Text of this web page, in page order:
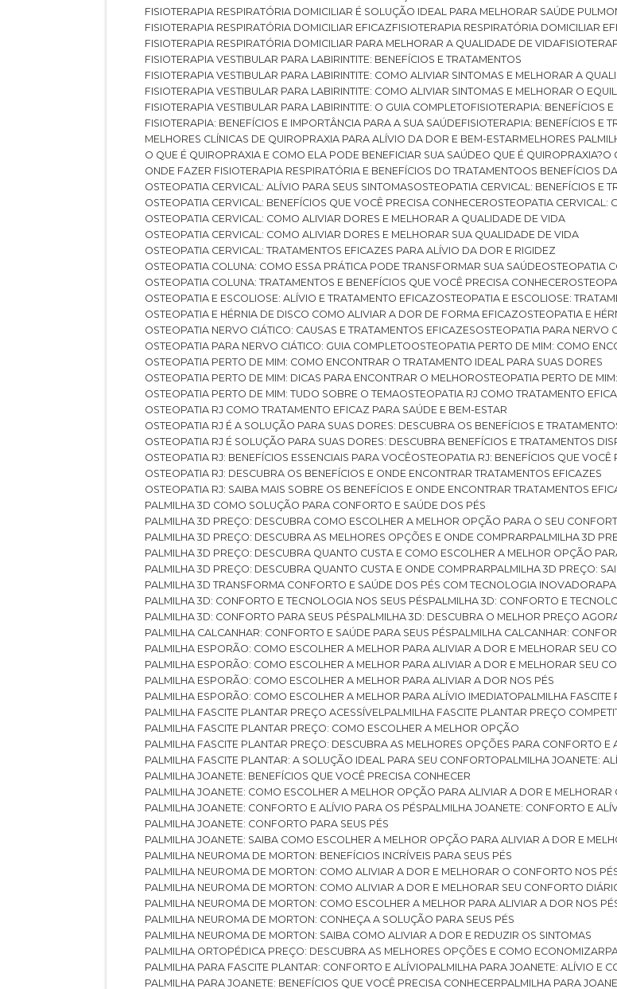
FISIOTERAPIA RESPIRATÓRIA DOMICILIAR É SOLUÇÃO IDEAL PARA MELHORAR SAÚDE
FISIOTERAPIA RESPIRATÓRIA DOMICILIAR EFICAZ FISIOTERAPIA RESPIRATÓRIA DOMICILIAR
FISIOTERAPIA RESPIRATÓRIA DOMICILIAR PARA MELHORAR A QUALIDADE DE VIDA
FISIOTERAPIA VESTIBULAR PARA LABIRINTITE: BENEFÍCIOS E TRATAMENTOS
FISIOTERAPIA VESTIBULAR PARA LABIRINTITE: COMO ALIVIAR SINTOMAS E MELHORAR A
FISIOTERAPIA VESTIBULAR PARA LABIRINTITE: COMO ALIVIAR SINTOMAS E MELHORAR O
FISIOTERAPIA VESTIBULAR PARA LABIRINTITE: O GUIA COMPLETO
FISIOTERAPIA: BENEFÍCIOS
FISIOTERAPIA: BENEFÍCIOS E IMPORTÂNCIA PARA A SUA SAÚDE FISIOTERAPIA: BENEFÍCIOS E
MELHORES CLÍNICAS DE QUIROPRAXIA PARA ALÍVIO DA DOR E BEM-ESTAR
MELHORES
O QUE É QUIROPRAXIA E COMO ELA PODE BENEFICIAR SUA SAÚDE
O QUE É QUIROPRAXIA?
ONDE FAZER FISIOTERAPIA RESPIRATÓRIA E BENEFÍCIOS DO TRATAMENTO
OS BENEFÍCIOS
OSTEOPATIA CERVICAL: ALÍVIO PARA SEUS SINTOMAS
OSTEOPATIA CERVICAL: BENEFÍCIOS E
OSTEOPATIA CERVICAL: BENEFÍCIOS QUE VOCÊ PRECISA CONHECER
OSTEOPATIA
OSTEOPATIA CERVICAL: COMO ALIVIAR DORES E MELHORAR A QUALIDADE DE VIDA
OSTEOPATIA CERVICAL: COMO ALIVIAR DORES E MELHORAR SUA QUALIDADE DE VIDA
OSTEOPATIA CERVICAL: TRATAMENTOS EFICAZES PARA ALÍVIO DA DOR E RIGIDEZ
OSTEOPATIA COLUNA: COMO ESSA PRÁTICA PODE TRANSFORMAR SUA SAÚDE
OSTEOPATIA COLUNA: TRATAMENTOS E BENEFÍCIOS QUE VOCÊ PRECISA CONHECER
OSTEOPATIA E ESCOLIOSE: ALÍVIO E TRATAMENTO EFICAZ
OSTEOPATIA E ESCOLIOSE:
OSTEOPATIA E HÉRNIA DE DISCO COMO ALIVIAR A DOR DE FORMA EFICAZ
OSTEOPATIA E
OSTEOPATIA NERVO CIÁTICO: CAUSAS E TRATAMENTOS EFICAZES
OSTEOPATIA PARA
OSTEOPATIA PARA NERVO CIÁTICO: GUIA COMPLETO
OSTEOPATIA PERTO DE MIM: COMO
OSTEOPATIA PERTO DE MIM: COMO ENCONTRAR O TRATAMENTO IDEAL PARA SUAS DORES
OSTEOPATIA PERTO DE MIM: DICAS PARA ENCONTRAR O MELHOR
OSTEOPATIA PERTO DE
OSTEOPATIA PERTO DE MIM: TUDO SOBRE O TEMA
OSTEOPATIA RJ COMO TRATAMENTO
OSTEOPATIA RJ COMO TRATAMENTO EFICAZ PARA SAÚDE E BEM-ESTAR
OSTEOPATIA RJ É A SOLUÇÃO PARA SUAS DORES: DESCUBRA OS BENEFÍCIOS E
OSTEOPATIA RJ É SOLUÇÃO PARA SUAS DORES: DESCUBRA BENEFÍCIOS E TRATAMENTOS
OSTEOPATIA RJ: BENEFÍCIOS ESSENCIAIS PARA VOCÊ
OSTEOPATIA RJ: BENEFÍCIOS QUE
OSTEOPATIA RJ: DESCUBRA OS BENEFÍCIOS E ONDE ENCONTRAR TRATAMENTOS EFICAZES
OSTEOPATIA RJ: SAIBA MAIS SOBRE OS BENEFÍCIOS E ONDE ENCONTRAR TRATAMENTOS
PALMILHA 3D COMO SOLUÇÃO PARA CONFORTO E SAÚDE DOS PÉS
PALMILHA 3D PREÇO: DESCUBRA COMO ESCOLHER A MELHOR OPÇÃO PARA O SEU
PALMILHA 3D PREÇO: DESCUBRA AS MELHORES OPÇÕES E ONDE COMPRAR
PALMILHA 3D
PALMILHA 3D PREÇO: DESCUBRA QUANTO CUSTA E COMO ESCOLHER A MELHOR OPÇÃO
PALMILHA 3D PREÇO: DESCUBRA QUANTO CUSTA E ONDE COMPRAR
PALMILHA 3D PREÇO:
PALMILHA 3D TRANSFORMA CONFORTO E SAÚDE DOS PÉS COM TECNOLOGIA INOVADORA
PALMILHA 3D: CONFORTO E TECNOLOGIA NOS SEUS PÉS
PALMILHA 3D: CONFORTO E
PALMILHA 3D: CONFORTO PARA SEUS PÉS
PALMILHA 3D: DESCUBRA O MELHOR PREÇO
PALMILHA CALCANHAR: CONFORTO E SAÚDE PARA SEUS PÉS
PALMILHA CALCANHAR:
PALMILHA ESPORÃO: COMO ESCOLHER A MELHOR PARA ALIVIAR A DOR E MELHORAR SEU
PALMILHA ESPORÃO: COMO ESCOLHER A MELHOR PARA ALIVIAR A DOR E MELHORAR SEU
PALMILHA ESPORÃO: COMO ESCOLHER A MELHOR PARA ALIVIAR A DOR NOS PÉS
PALMILHA ESPORÃO: COMO ESCOLHER A MELHOR PARA ALÍVIO IMEDIATO
PALMILHA
PALMILHA FASCITE PLANTAR PREÇO ACESSÍVEL PALMILHA FASCITE PLANTAR PREÇO
PALMILHA FASCITE PLANTAR PREÇO: COMO ESCOLHER A MELHOR OPÇÃO
PALMILHA FASCITE PLANTAR PREÇO: DESCUBRA AS MELHORES OPÇÕES PARA CONFORTO E
PALMILHA FASCITE PLANTAR: A SOLUÇÃO IDEAL PARA SEU CONFORTO
PALMILHA JOANETE:
PALMILHA JOANETE: BENEFÍCIOS QUE VOCÊ PRECISA CONHECER
PALMILHA JOANETE: COMO ESCOLHER A MELHOR OPÇÃO PARA ALIVIAR A DOR E
PALMILHA JOANETE: CONFORTO E ALÍVIO PARA OS PÉS
PALMILHA JOANETE: CONFORTO E
PALMILHA JOANETE: CONFORTO PARA SEUS PÉS
PALMILHA JOANETE: SAIBA COMO ESCOLHER A MELHOR OPÇÃO PARA ALIVIAR A DOR E
PALMILHA NEUROMA DE MORTON: BENEFÍCIOS INCRÍVEIS PARA SEUS PÉS
PALMILHA NEUROMA DE MORTON: COMO ALIVIAR A DOR E MELHORAR O CONFORTO NOS
PALMILHA NEUROMA DE MORTON: COMO ALIVIAR A DOR E MELHORAR SEU CONFORTO
PALMILHA NEUROMA DE MORTON: COMO ESCOLHER A MELHOR PARA ALIVIAR A DOR NOS
PALMILHA NEUROMA DE MORTON: CONHEÇA A SOLUÇÃO PARA SEUS PÉS
PALMILHA NEUROMA DE MORTON: SAIBA COMO ALIVIAR A DOR E REDUZIR OS SINTOMAS
PALMILHA ORTOPÉDICA PREÇO: DESCUBRA AS MELHORES OPÇÕES E COMO ECONOMIZAR
PALMILHA PARA FASCITE PLANTAR: CONFORTO E ALÍVIO
PALMILHA PARA JOANETE: ALÍVIO E
PALMILHA PARA JOANETE: BENEFÍCIOS QUE VOCÊ PRECISA CONHECER
PALMILHA PARA